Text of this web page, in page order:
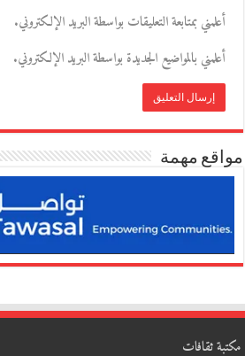
أعلمني بمتابعة التعليقات بواسطة البريد الإلكتروني.
أعلمني بالمواضيع الجديدة بواسطة البريد الإلكتروني.
مواقع مهمة
مكتبة ثقافات